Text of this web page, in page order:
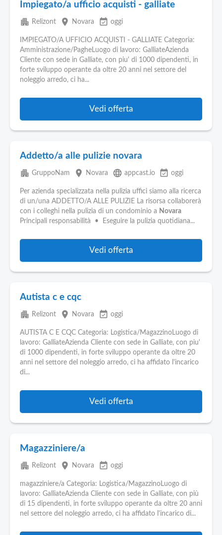
Impiegato/a ufficio acquisti - galliate
apartment Relizont place Novara event_available oggi
IMPIEGATO/A UFFICIO ACQUISTI - GALLIATE Categoria:
Amministrazione/PagheLuogo di lavoro: GalliateAzienda
Cliente con sede in Galliate, con piu' di 1000 dipendenti, in
forte sviluppo operante da oltre 20 anni nel settore del
noleggio arredo, ci ha...
Vedi offerta
Addetto/a alle pulizie novara
apartment GruppoNam place Novara language appcast.io event_available oggi
Per azienda specializzata nella pulizia uffici siamo alla ricerca
di un/una ADDETTO/A ALLE PULIZIE La risorsa collaborerà
con i colleghi nella pulizia di un condominio a Novara
Principali responsabilità • Eseguire la pulizia quotidiana...
Vedi offerta
Autista c e cqc
apartment Relizont place Novara event_available oggi
AUTISTA C E CQC Categoria: Logistica/MagazzinoLuogo di
lavoro: GalliateAzienda Cliente con sede in Galliate, con piu'
di 1000 dipendenti, in forte sviluppo operante da oltre 20
anni nel settore del noleggio arredo, ci ha affidato l'incarico
di...
Vedi offerta
Magazziniere/a
apartment Relizont place Novara event_available oggi
magazziniere/a Categoria: Logistica/MagazzinoLuogo di
lavoro: GalliateAzienda Cliente con sede in Galliate, con più
di 15 dipendenti, in forte sviluppo operante da oltre 20 anni
nel settore del noleggio arredo, ci ha affidato l'incarico di...